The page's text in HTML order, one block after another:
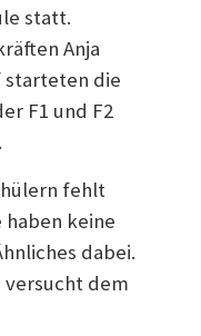
statt.
Anja
starteten die
F1 und F2
fehlt
keine
dabei.
versucht dem